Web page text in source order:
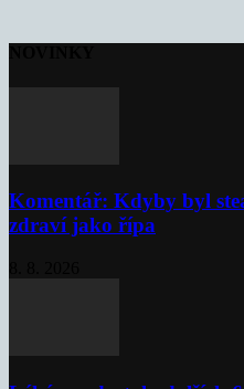
Komentář: Kdyby byl
zdraví jako řípa